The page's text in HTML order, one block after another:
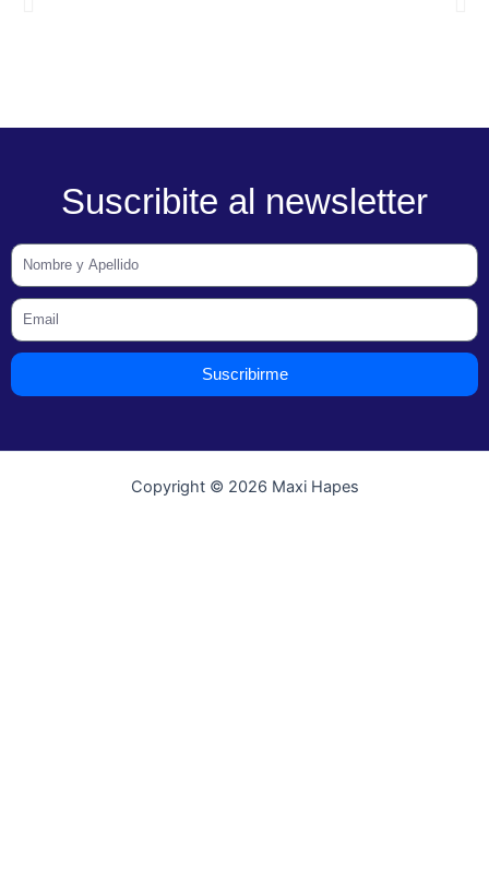
Suscribite al newsletter
Suscribirme
Copyright © 2026 Maxi Hapes